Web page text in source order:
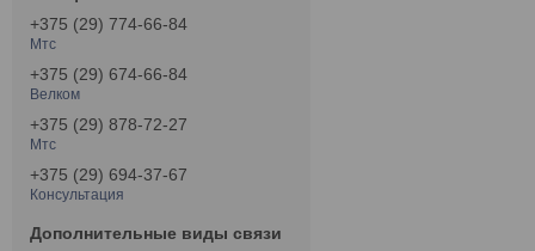
+375 (29) 774-66-84
Мтс
+375 (29) 674-66-84
Велком
+375 (29) 878-72-27
Мтс
+375 (29) 694-37-67
Консультация